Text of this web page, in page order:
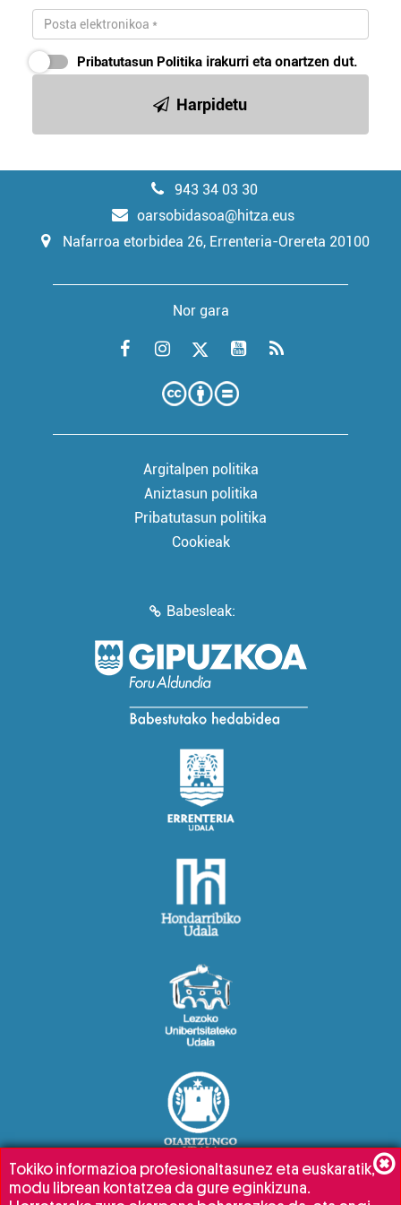
Pribatutasun Politika irakurri eta onartzen dut.
Harpidetu
943 34 03 30
oarsobidasoa@hitza.eus
Nafarroa etorbidea 26, Errenteria-Orereta 20100
Nor gara
Argitalpen politika
Aniztasun politika
Pribatutasun politika
Cookieak
Babesleak:
Tokiko informazioa profesionaltasunez eta euskaratik,
modu librean kontatzea da gure eginkizuna.